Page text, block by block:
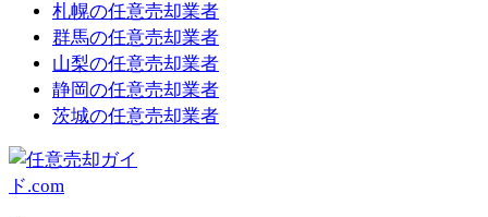
札幌の任意売却業者
群馬の任意売却業者
山梨の任意売却業者
静岡の任意売却業者
茨城の任意売却業者